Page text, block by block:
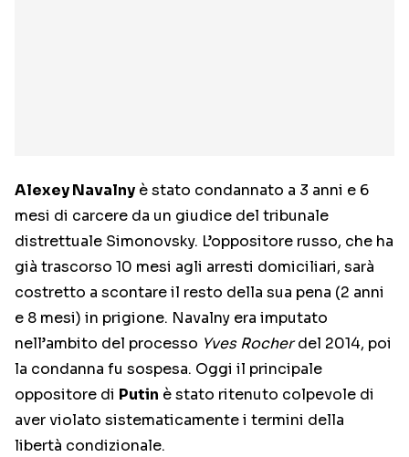
Alexey Navalny è stato condannato a 3 anni e 6
mesi di carcere da un giudice del tribunale
distrettuale Simonovsky. L’oppositore russo, che ha
già trascorso 10 mesi agli arresti domiciliari, sarà
costretto a scontare il resto della sua pena (2 anni
e 8 mesi) in prigione. Navalny era imputato
nell’ambito del processo Yves Rocherdel 2014, poi
la condanna fu sospesa. Oggi il principale
oppositore di Putin è stato ritenuto colpevole di
aver violato sistematicamente i termini della
libertà condizionale.